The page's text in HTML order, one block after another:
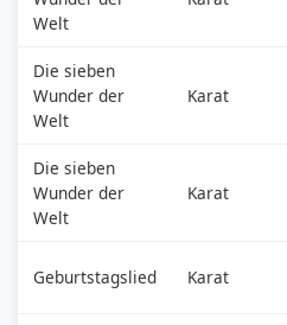
Welt
Die sieben
Wunder der
Welt
Karat
Die sieben
Wunder der
Welt
Karat
Geburtstagslied Karat